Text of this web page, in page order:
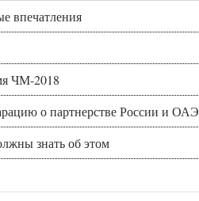
впечатления
ЧМ-2018
о партнерстве России и ОАЭ
знать об этом